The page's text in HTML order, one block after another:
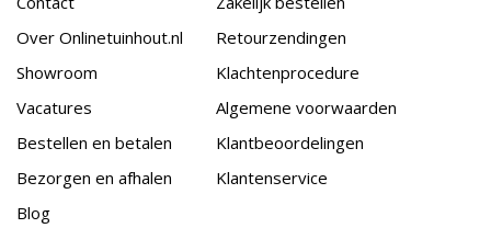
Over Onlinetuinhout.nl
Showroom
Vacatures
Bestellen en betalen
Bezorgen en afhalen
Blog
Retourzendingen
Klachtenprocedure
Algemene voorwaarden
Klantbeoordelingen
Klantenservice